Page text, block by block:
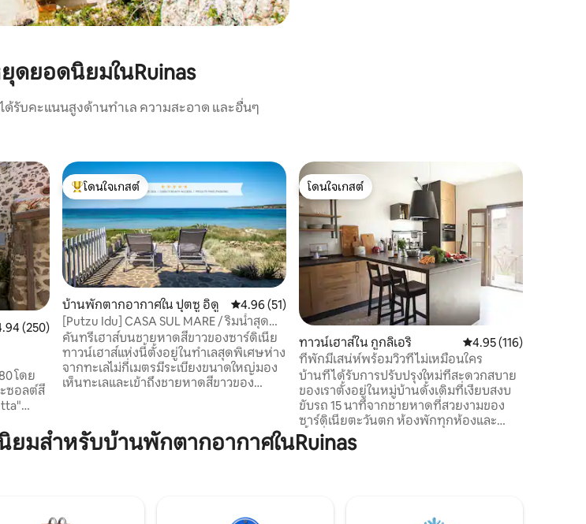
ดยอดนิยมในRuinas
ด้รับคะแนนสูงด้านทำเล ความสะอาด และอื่นๆ
นนเฉลี่ย 4.94 จาก 5, 250 รีวิว
(250)
โดย
ซอลต์สี
ลาน
โดนใจเกสต์ที่สุด
โดนใจเกสต์
บ้านพักตากอากาศใน ปุตซู อิดู คะแนนเฉลี่ย 4.96 จาก 5, 51 รีวิว
4.96 (51)
[Putzu Idu] CASA SUL MARE / ริมน้ำสุด
พิเศษ
คันทรีเฮาส์บนชายหาดสีขาวของซาร์ดิเนีย
ทาวน์เฮาส์แห่งนี้ตั้งอยู่ในทำเลสุดพิเศษห่าง
จากทะเลไม่กี่เมตรมีระเบียงขนาดใหญ่มอง
เห็นทะเลและเข้าถึงชายหาดสีขาวของ
ห้องพร้อมเครื่องปรับอากาศ 2 ห้องน้ำเต็ม
รูปแบบห้องนั่งเล่นขนาดใหญ่พร้อมห้องครัว
โดนใจเกสต์
โดนใจเกสต์
ทาวน์เฮาส์ใน กูกลิเอริ คะแนนเฉลี่ย 4.95 จาก
4.95 (116)
ที่พักมีเสน่ห์พร้อมวิวที่ไม่เหมือนใคร
บ้านที่ได้รับการปรับปรุงใหม่ที่สะดวกสบาย
ของเราตั้งอยู่ในหมู่บ้านดั้งเดิมที่เงียบสงบ
ขับรถ 15 นาทีจากชายหาดที่สวยงามของ
ซาร์ดิเนียตะวันตก ห้องพักทุกห้องและ
พื้นที่กลางแจ้งมีวิวหมู่บ้านธรรมชาติหรือ
ทะเลที่ไม่เหมือนใคร สัมผัสอาหารอร่อยการ
มสำหรับบ้านพักตากอากาศในRuinas